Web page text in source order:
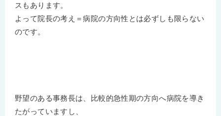
スもあります。
よって院長の考え＝病院の方向性とは必ずしも限らない
のです。
野望のある事務長は、比較的急性期の方向へ病院を導き
たがっていますし、